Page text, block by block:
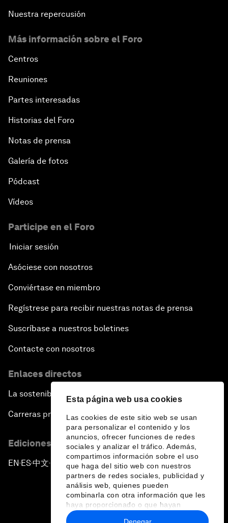
Esta página web usa cookies
Las cookies de este sitio web se usan
para personalizar el contenido y los
anuncios, ofrecer funciones de redes
sociales y analizar el tráfico. Además,
compartimos información sobre el uso
que haga del sitio web con nuestros
partners de redes sociales, publicidad y
análisis web, quienes pueden
combinarla con otra información que les
haya proporcionado o que hayan
recopilado a partir del uso que haya
Denegar
Nuestra repercusión
Más información sobre el Foro
Centros
Reuniones
Partes interesadas
Historias del Foro
Notas de prensa
Galería de fotos
Pódcast
Vídeos
Participe en el Foro
Iniciar sesión
Asóciese con nosotros
Conviértase en miembro
Regístrese para recibir nuestras notas de prensa
Suscríbase a nuestros boletines
Contacte con nosotros
Enlaces directos
La sostenibilidad en el Foro
Carreras profesionales
Ediciones en otros idiomas
EN ▪ES▪中文▪ 日本語